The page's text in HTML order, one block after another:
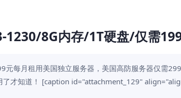
8G内存/1T硬盘/仅需
每月租用美国独立服务器，美国高防服务器仅需
了才知道！ [caption id="attachment_129"